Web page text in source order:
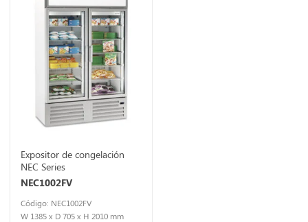
Expositor de congelación
NEC Series
NEC1002FV
Código: NEC1002FV
W 1385 x D 705 x H 2010 mm